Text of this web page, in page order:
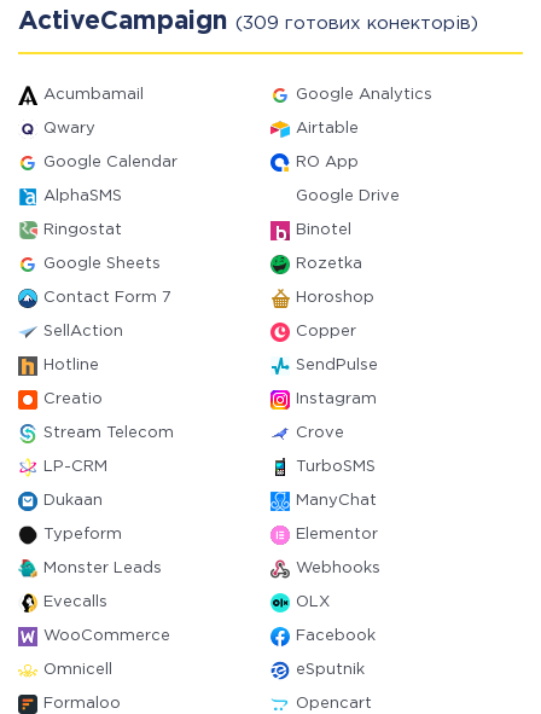
ActiveCampaign (309 готових конекторів)
Acumbamail Google Analytics
Qwary Airtable
Google Calendar RO App
AlphaSMS Google Drive
Ringostat Binotel
Google Sheets Rozetka
Contact Form 7 Horoshop
SellAction Copper
Hotline SendPulse
Creatio Instagram
Stream Telecom Crove
LP-CRM TurboSMS
Dukaan ManyChat
Typeform Elementor
Monster Leads Webhooks
Evecalls OLX
WooCommerce Facebook
Omnicell eSputnik
Formaloo Opencart